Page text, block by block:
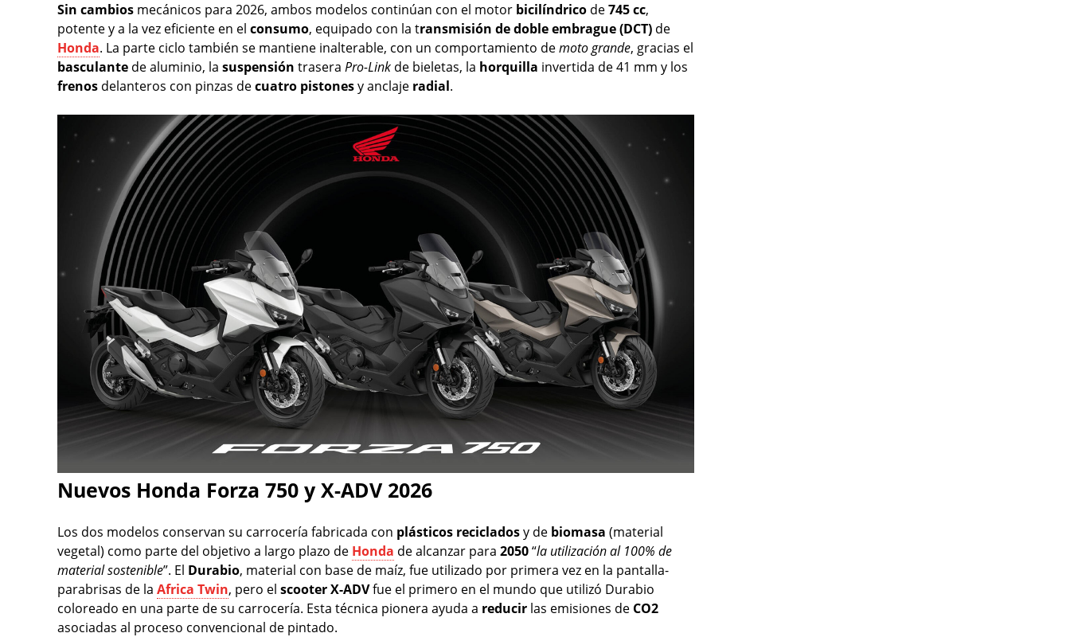
Sin cambios mecánicos para 2026, ambos modelos continúan con el motor bicilíndrico de745 cc,
potente y a la vez eficiente en el consumo, equipado con la transmisión de doble embrague (DCT) de
Honda. La parte ciclo también se mantiene inalterable, con un comportamiento demoto grande, gracias el
basculante de aluminio, la suspensión trasera Pro-Link de bieletas, la horquilla invertida de 41 mm y los
frenos delanteros con pinzas decuatro pistonesy anclaje radial.
Nuevos Honda Forza 750 y X-ADV 2026
Los dos modelos conservan su carrocería fabricada con plásticos recicladosy de biomasa (material
vegetal) como parte del objetivo a largo plazo de Honda de alcanzar para 2050“la utilización al 100% de
material sostenible”. El Durabio, material con base de maíz, fue utilizado por primera vez en la pantalla-
parabrisas de la Africa Twin, pero el scooter X-ADVfue el primero en el mundo que utilizó Durabio
coloreado en una parte de su carrocería. Esta técnica pionera ayuda a reducir las emisiones de CO2
asociadas al proceso convencional de pintado.